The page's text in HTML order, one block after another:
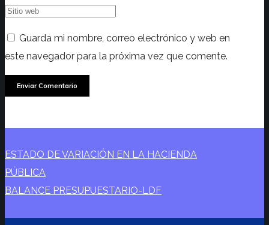
Guarda mi nombre, correo electrónico y web en
este navegador para la próxima vez que comente.
ESTADO DE VARIACIÓN EN LA HACIENDA
PÚBLICA
BALANCE PRESUPUESTARIO-LDF